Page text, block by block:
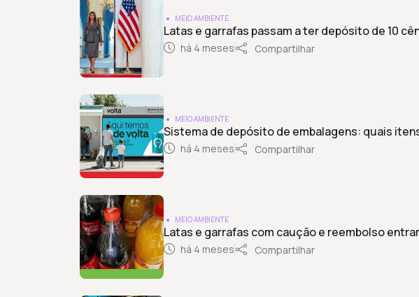
MEIO AMBIENTE
Latas e garrafas passam a ter depósito de 10
há 4 meses Compartilhar
MEIO AMBIENTE
Sistema de depósito de embalagens: quais
há 4 meses Compartilhar
MEIO AMBIENTE
Latas e garrafas com caução e reembolso
há 4 meses Compartilhar